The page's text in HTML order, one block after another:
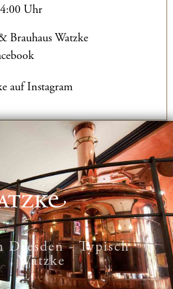
Uhr
Brauhaus Watzke
auf Instagram
Dresden - Typisch
Watzke